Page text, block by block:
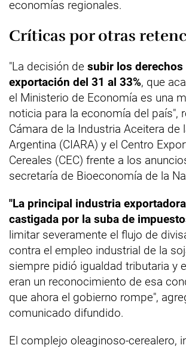
economías regionales.
Críticas por otras
"La decisión de subir los derechos
exportación del 31 al 33%, que
el Ministerio de Economía es una
noticia para la economía del país",
Cámara de la Industria Aceitera de
Argentina (CIARA) y el Centro
Cereales (CEC) frente a los
secretaría de Bioeconomía de la
"La principal industria
castigada por la suba de
limitar severamente el flujo de
contra el empleo industrial de la
siempre pidió igualdad tributaria y
eran un reconocimiento de esa
que ahora el gobierno rompe",
comunicado difundido.
El complejo oleaginoso-cerealero,